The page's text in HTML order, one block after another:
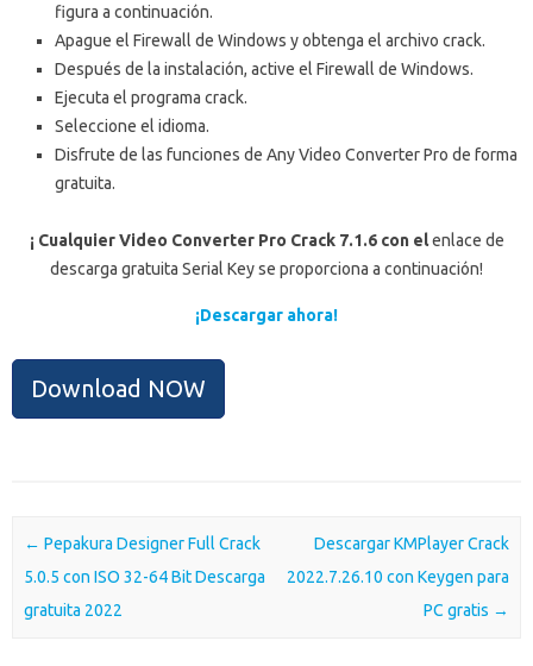
figura a continuación.
Apague el Firewall de Windows y obtenga el archivo crack.
Después de la instalación, active el Firewall de Windows.
Ejecuta el programa crack.
Seleccione el idioma.
Disfrute de las funciones de Any Video Converter Pro de forma
gratuita.
¡ Cualquier Video Converter Pro Crack 7.1.6 con elenlace de
descarga gratuita Serial Key se proporciona a continuación!
¡Descargar ahora!
Download NOW
Post navigation
← Pepakura Designer Full Crack
5.0.5 con ISO 32-64 Bit Descarga
gratuita 2022
Descargar KMPlayer Crack
2022.7.26.10 con Keygen para
PC gratis →